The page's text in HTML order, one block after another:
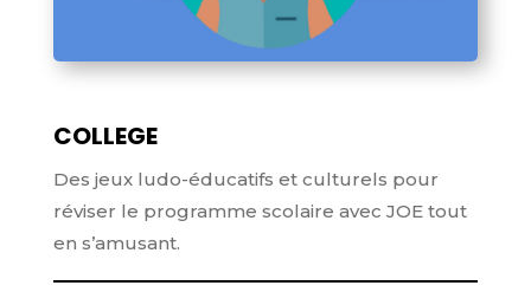
COLLEGE
Des jeux ludo-éducatifs et culturels pour
réviser le programme scolaire avec JOE tout
en s’amusant.